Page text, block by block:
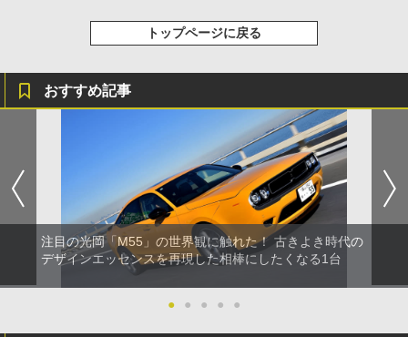
トップページに戻る
おすすめ記事
注目の光岡「M55」の世界観に触れた！ 古きよき時代の
デザインエッセンスを再現した相棒にしたくなる1台
● ● ● ● ●